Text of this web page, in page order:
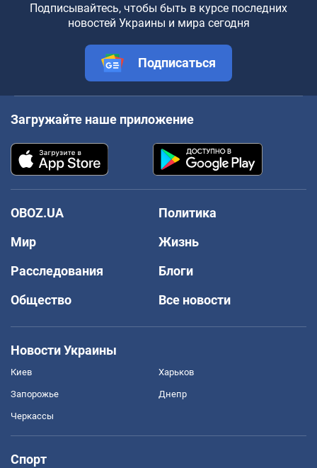
Подписывайтесь, чтобы быть в курсе последних
новостей Украины и мира сегодня
Подписаться
Загружайте наше приложение
OBOZ.UA
Политика
Мир
Жизнь
Расследования
Блоги
Общество
Все новости
Новости Украины
Киев Харьков
Запорожье Днепр
Черкассы
Спорт